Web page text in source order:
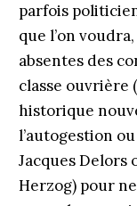
parfois
que l’on
absentes des
classe ouvrière
historique
l’autogestion
Jacques Delors
Herzog) pour